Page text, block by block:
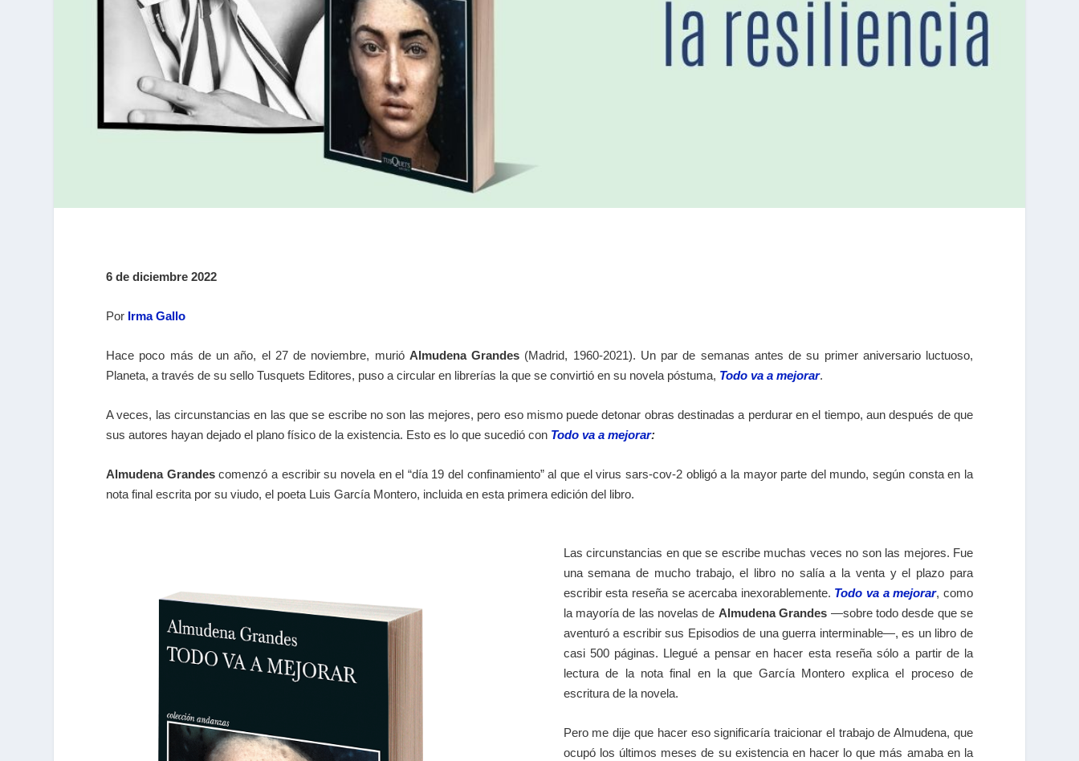
6 de diciembre 2022
Por Irma Gallo
Hace poco más de un año, el 27 de noviembre, murió Almudena Grandes (Madrid, 1960-2021). Un par de semanas antes de su primer aniversario luctuoso,
Planeta, a través de su sello Tusquets Editores, puso a circular en librerías la que se convirtió en su novela póstuma, Todo va a mejorar.
A veces, las circunstancias en las que se escribe no son las mejores, pero eso mismo puede detonar obras destinadas a perdurar en el tiempo, aun después de que
sus autores hayan dejado el plano físico de la existencia. Esto es lo que sucedió con Todo va a mejorar:
Almudena Grandescomenzó a escribir su novela en el “día 19 del confinamiento” al que el virus sars-cov-2 obligó a la mayor parte del mundo, según consta en la
nota final escrita por su viudo, el poeta Luis García Montero, incluida en esta primera edición del libro.
Las circunstancias en que se escribe muchas veces no son las mejores. Fue
una semana de mucho trabajo, el libro no salía a la venta y el plazo para
escribir esta reseña se acercaba inexorablemente. Todo va a mejorar, como
la mayoría de las novelas de Almudena Grandes ―sobre todo desde que se
aventuró a escribir sus Episodios de una guerra interminable—, es un libro de
casi 500 páginas. Llegué a pensar en hacer esta reseña sólo a partir de la
lectura de la nota final en la que García Montero explica el proceso de
escritura de la novela.
Pero me dije que hacer eso significaría traicionar el trabajo de Almudena, que
ocupó los últimos meses de su existencia en hacer lo que más amaba en la